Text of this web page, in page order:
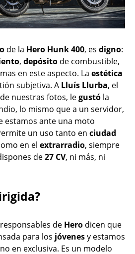
de la Hero Hunk 400, es digno:
, depósito de combustible,
en este aspecto. La estética
subjetiva. A Lluís Llurba, el
nuestras fotos, legustó la
lo mismo que a un servidor,
estamos ante una moto
un uso tanto en ciudad
en el extrarradio, siempre
de27 CV, ni más, ni
de Hero dicen que
para los jóvenesy estamos
en exclusiva. Es un modelo